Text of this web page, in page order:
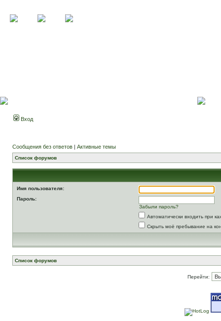
Вход
Сообщения без ответов | Активные темы
Список форумов
Имя пользователя:
Пароль:
Забыли пароль?
Автоматически входить при
Скрыть моё пребывание на
Список форумов
Перейти: